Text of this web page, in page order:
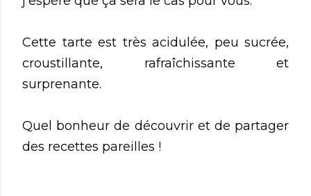
Cette tarte est très acidulée, peu sucrée,
croustillante, rafraîchissante et
surprenante.
Quel bonheur de découvrir et de partager
des recettes pareilles !